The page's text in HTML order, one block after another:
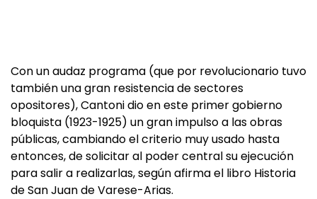
Con un audaz programa (que por revolucionario tuvo
también una gran resistencia de sectores
opositores), Cantoni dio en este primer gobierno
bloquista (1923-1925) un gran impulso a las obras
públicas, cambiando el criterio muy usado hasta
entonces, de solicitar al poder central su ejecución
para salir a realizarlas, según afirma el libro Historia
de San Juan de Varese-Arias.